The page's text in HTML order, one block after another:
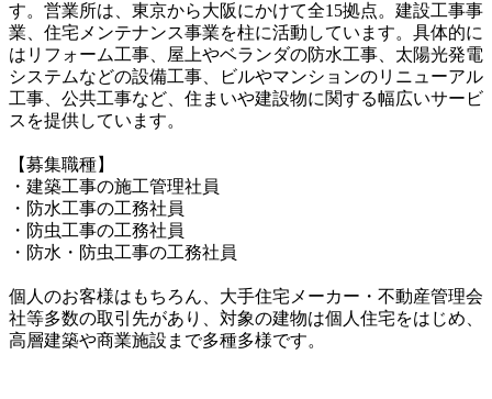
す。営業所は、東京から大阪にかけて全15拠点。建設工事事
業、住宅メンテナンス事業を柱に活動しています。具体的に
はリフォーム工事、屋上やベランダの防水工事、太陽光発電
システムなどの設備工事、ビルやマンションのリニューアル
工事、公共工事など、住まいや建設物に関する幅広いサービ
スを提供しています。
【募集職種】
・建築工事の施工管理社員
・防水工事の工務社員
・防虫工事の工務社員
・防水・防虫工事の工務社員
個人のお客様はもちろん、大手住宅メーカー・不動産管理会
社等多数の取引先があり、対象の建物は個人住宅をはじめ、
高層建築や商業施設まで多種多様です。